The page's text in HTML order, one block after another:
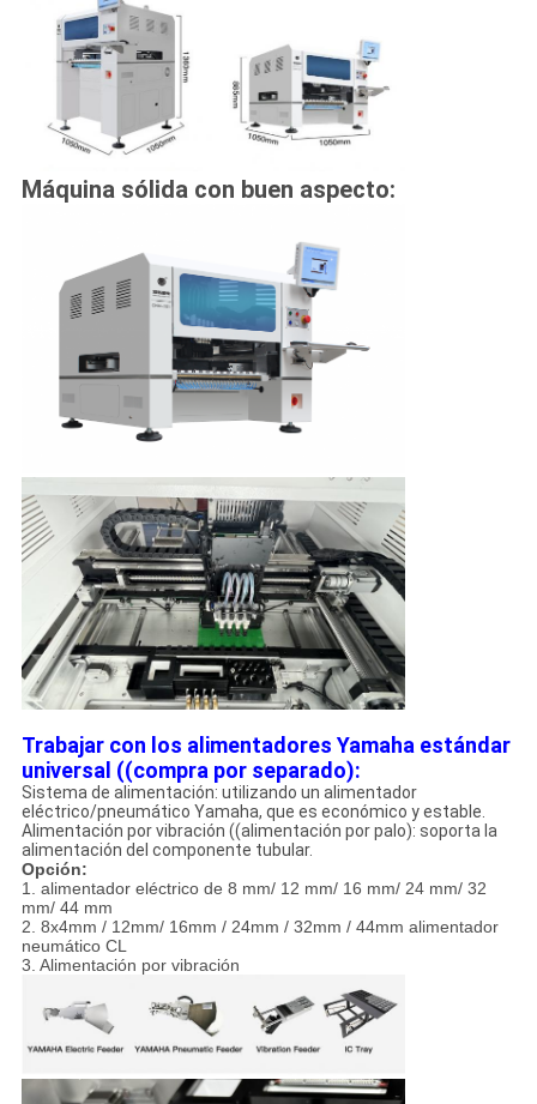
Máquina sólida con buen aspecto:
Trabajar con los alimentadores Yamaha estándar
universal ((compra por separado):
Sistema de alimentación: utilizando un alimentador
eléctrico/pneumático Yamaha, que es económico y estable.
Alimentación por vibración ((alimentación por palo): soporta la
alimentación del componente tubular.
Opción:
1. alimentador eléctrico de 8 mm/ 12 mm/ 16 mm/ 24 mm/ 32
mm/ 44 mm
2. 8x4mm / 12mm/ 16mm / 24mm / 32mm / 44mm alimentador
neumático CL
3. Alimentación por vibración